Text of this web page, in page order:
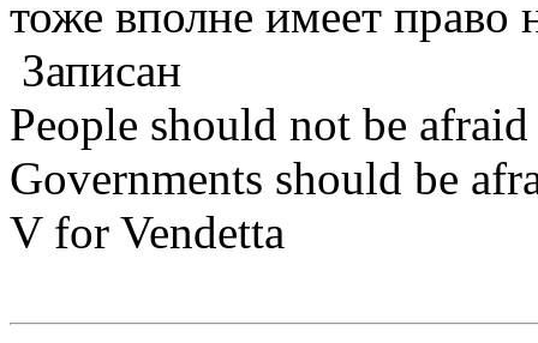
тоже вполне имеет право
Записан
People should not be
Governments should be
V for Vendetta